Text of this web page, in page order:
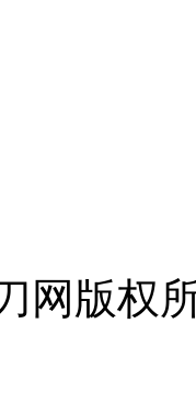
网版权